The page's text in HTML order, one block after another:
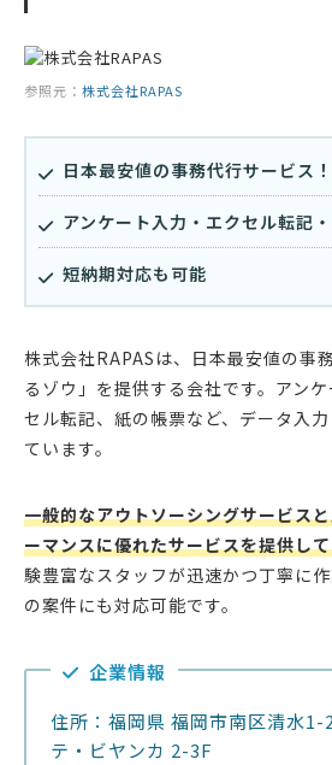
参照元： 株式会社RAPAS
日本最安値の事務代行サービス！
アンケート入力・エクセル転記
短納期対応も可能
株式会社RAPASは、日本最安値の事
るゾウ」を提供する会社です。アン
セル転記、紙の帳票など、データ入
ています。
一般的なアウトソーシングサービス
ーマンスに優れたサービスを提供し
験豊富なスタッフが迅速かつ丁寧に
の案件にも対応可能です。
企業情報
住所：福岡県 福岡市南区清水1-
テ・ビヤンカ 2-3F